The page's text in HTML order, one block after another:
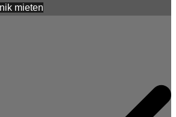
mieten